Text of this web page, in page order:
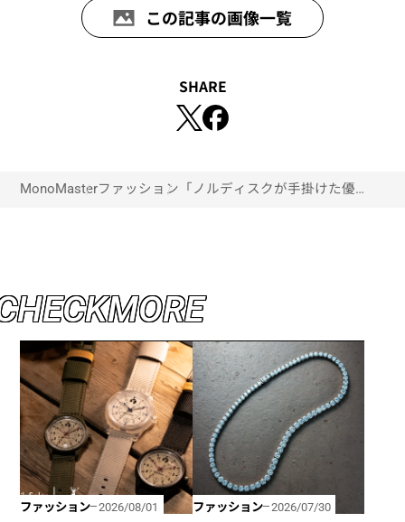
この記事の画像一覧
SHARE
MonoMasterファッション 「ノルディスクが手掛けた優秀ダ
HECKMORE
ファッション 2026/08/01 ファッション 2026/07/30